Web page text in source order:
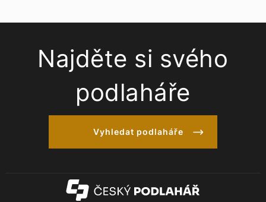
Najděte si svého
podlaháře
Vyhledat podlaháře